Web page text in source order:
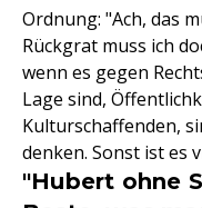
Ordnung: "Ach, das
Rückgrat muss ich
wenn es gegen
Lage sind,
Kulturschaffenden,
denken. Sonst ist es
"Hubert ohne